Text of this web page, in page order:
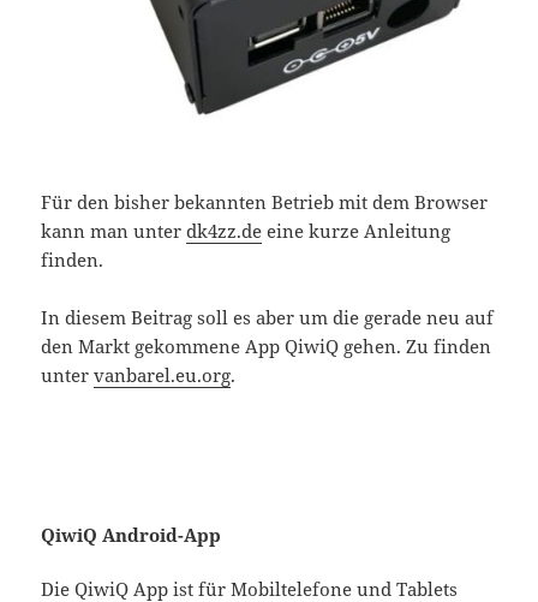
Für den bisher bekannten Betrieb mit dem Browser
kann man unterdk4zz.de eine kurze Anleitung
finden.
In diesem Beitrag soll es aber um die gerade neu auf
den Markt gekommene App QiwiQ gehen. Zu finden
untervanbarel.eu.org.
QiwiQ Android-App
Die QiwiQ App ist für Mobiltelefone und Tablets